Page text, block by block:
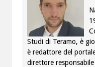
Studi di Teramo, è
è redattore del
direttore